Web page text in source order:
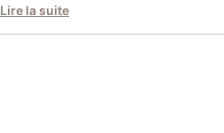
Lire la suite